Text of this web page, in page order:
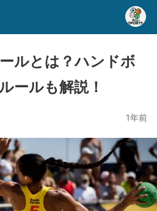
ルとは？ハンドボ
ールも解説！
1年前